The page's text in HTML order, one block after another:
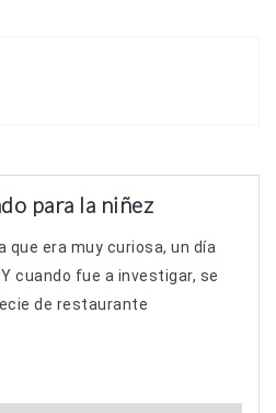
para la niñez
que era muy curiosa, un día
cuando fue a investigar, se
de restaurante